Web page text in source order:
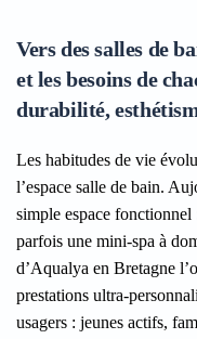
Vers des salles de
et les besoins de
durabilité,
Les habitudes de vie
l’espace salle de bain.
simple espace
parfois une mini-spa à
d’Aqualya en Bretagne
prestations ultra-
usagers : jeunes actifs,